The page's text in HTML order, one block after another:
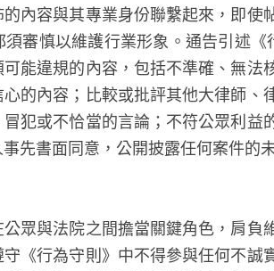
內容與其專業身份聯繫起來，即使
審慎以維護行業形象。通告引述
能違規的內容，包括不準確、無法
的內容；比較或批評其他大律師、
犯或不恰當的言論；不符公眾利益
先書面同意，公開披露任何案件的
眾與法院之間擔當關鍵角色，肩負
《行為守則》中不得參與任何不誠